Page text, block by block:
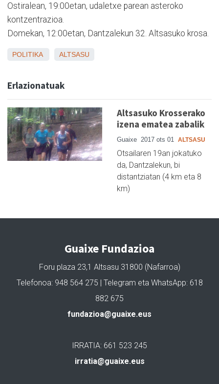
Ostiralean, 19:00etan, udaletxe parean asteroko
kontzentrazioa.
Domekan, 12:00etan, Dantzalekun 32. Altsasuko krosa.
POLITIKA ALTSASU
Erlazionatuak
Altsasuko Krosserako
izena ematea zabalik
Guaixe 2017 ots 01 ALTSASU
Otsailaren 19an jokatuko
da, Dantzalekun, bi
distantziatan (4 km eta 8
km)
Guaixe Fundazioa
Foru plaza 23,1 Altsasu 31800 (Nafarroa)
Telefonoa: 948 564 275 | Telegram eta WhatsApp: 618
882 675
fundazioa@guaixe.eus
IRRATIA: 661 523 245
irratia@guaixe.eus